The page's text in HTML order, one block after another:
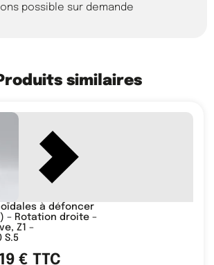
possible sur demande
similaires
à défoncer
– Rotation droite –
Z1 –
S.5
€ TTC